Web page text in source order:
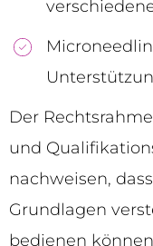
Der
und
nachweisen,
Grundlagen
bedienen